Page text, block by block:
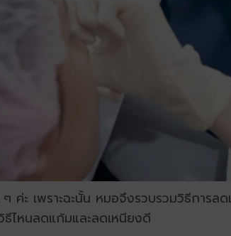
ะ เพราะฉะนั้น หมอจึงรวบรวมวิธีการล
ไหนลดแก้มและลดเหนียงดี